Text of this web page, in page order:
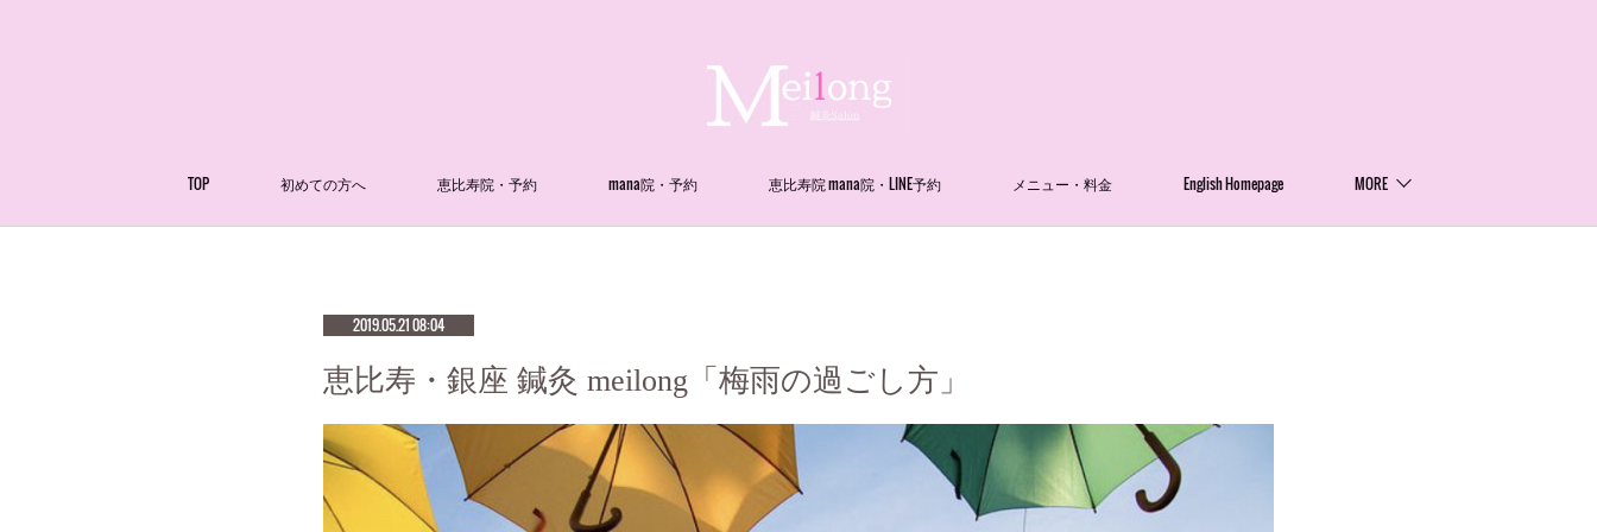
TOP 初めての方へ 恵比寿院・予約 mana院・予約 恵比寿院 mana院・LINE予約 メニュー・料金 English Homepage MORE
2019.05.21 08:04
恵比寿・銀座 鍼灸 meilong「梅雨の過ごし方」